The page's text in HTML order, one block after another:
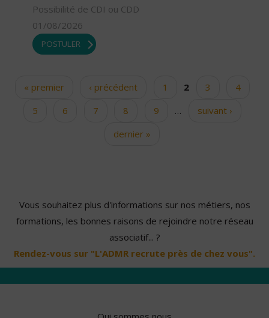
Possibilité de CDI ou CDD
01/08/2026
POSTULER
Pages« premier ‹ précédent 1 2 3
4
5
6 7 8 9 …
suivant ›
dernier »
Vous souhaitez plus d'informations sur nos métiers, nos
formations, les bonnes raisons de rejoindre notre réseau
associatif... ?
Rendez-vous sur "L'ADMR recrute près de chez vous".